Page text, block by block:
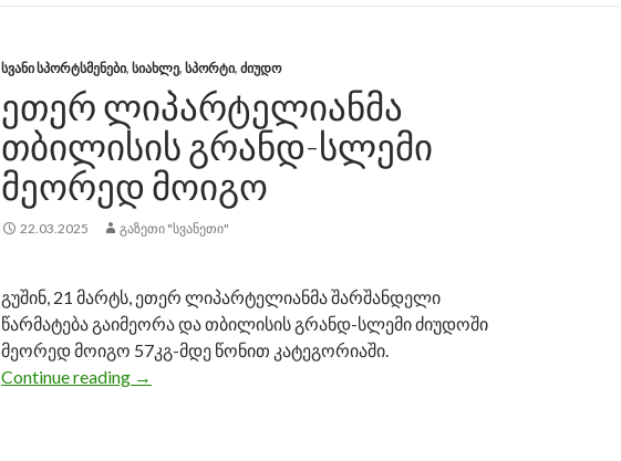
ᲡᲕᲐᲜᲘ ᲡᲞᲝᲠᲢᲡᲛᲔᲜᲔᲑᲘ, ᲡᲘᲐᲮᲚᲔ, ᲡᲞᲝᲠᲢᲘ, ᲫᲘᲣᲓᲝ
ᲔᲗᲔᲠ ᲚᲘᲞᲐᲠᲢᲔᲚᲘᲐᲜᲛᲐ
ᲗᲑᲘᲚᲘᲡᲘᲡ ᲒᲠᲐᲜᲓ-ᲡᲚᲔᲛᲘ
ᲛᲔᲝᲠᲔᲓ ᲛᲝᲘᲒᲝ
22.03.2025 ᲒᲐᲖᲔᲗᲘ "ᲡᲕᲐᲜᲔᲗᲘ"
გუშინ, 21 მარტს, ეთერ ლიპარტელიანმა შარშანდელი
წარმატება გაიმეორა და თბილისის გრანდ-სლემი ძიუდოში
მეორედ მოიგო 57კგ-მდე წონით კატეგორიაში.
Continue reading ეთერ ლიპარტელიანმა თბილისის გრანდ-სლემი მეორედ
→